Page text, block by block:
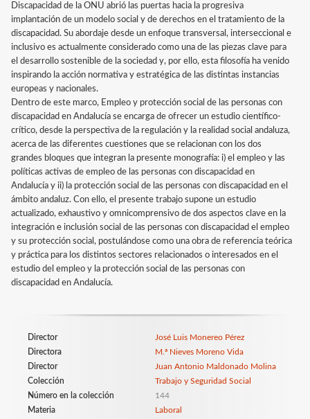
Discapacidad de la ONU abrió las puertas hacia la progresiva
implantación de un modelo social y de derechos en el tratamiento de la
discapacidad. Su abordaje desde un enfoque transversal, interseccional e
inclusivo es actualmente considerado como una de las piezas clave para
el desarrollo sostenible de la sociedad y, por ello, esta filosofía ha venido
inspirando la acción normativa y estratégica de las distintas instancias
europeas y nacionales.
Dentro de este marco, Empleo y protección social de las personas con
discapacidad en Andalucía se encarga de ofrecer un estudio científico-
crítico, desde la perspectiva de la regulación y la realidad social andaluza,
acerca de las diferentes cuestiones que se relacionan con los dos
grandes bloques que integran la presente monografía: i) el empleo y las
políticas activas de empleo de las personas con discapacidad en
Andalucía y ii) la protección social de las personas con discapacidad en el
ámbito andaluz. Con ello, el presente trabajo supone un estudio
actualizado, exhaustivo y omnicomprensivo de dos aspectos clave en la
integración e inclusión social de las personas con discapacidad el empleo
y su protección social, postulándose como una obra de referencia teórica
y práctica para los distintos sectores relacionados o interesados en el
estudio del empleo y la protección social de las personas con
discapacidad en Andalucía.
Director
José Luis Monereo Pérez
Directora
M.ª Nieves Moreno Vida
Director
Juan Antonio Maldonado Molina
Colección
Trabajo y Seguridad Social
Número en la colección
144
Materia
Laboral